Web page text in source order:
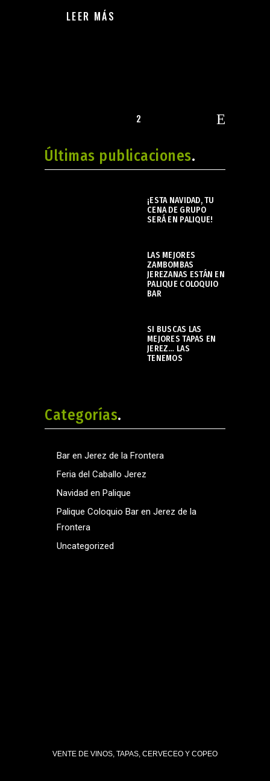
LEER MÁS
2
Últimas publicaciones
¡ESTA NAVIDAD, TU
CENA DE GRUPO
SERÁ EN PALIQUE!
LAS MEJORES
ZAMBOMBAS
JEREZANAS ESTÁN EN
PALIQUE COLOQUIO
BAR
SI BUSCAS LAS
MEJORES TAPAS EN
JEREZ… LAS
TENEMOS
Categorías
Bar en Jerez de la Frontera
Feria del Caballo Jerez
Navidad en Palique
Palique Coloquio Bar en Jerez de la
Frontera
Uncategorized
VENTE DE VINOS, TAPAS, CERVECEO Y COPEO